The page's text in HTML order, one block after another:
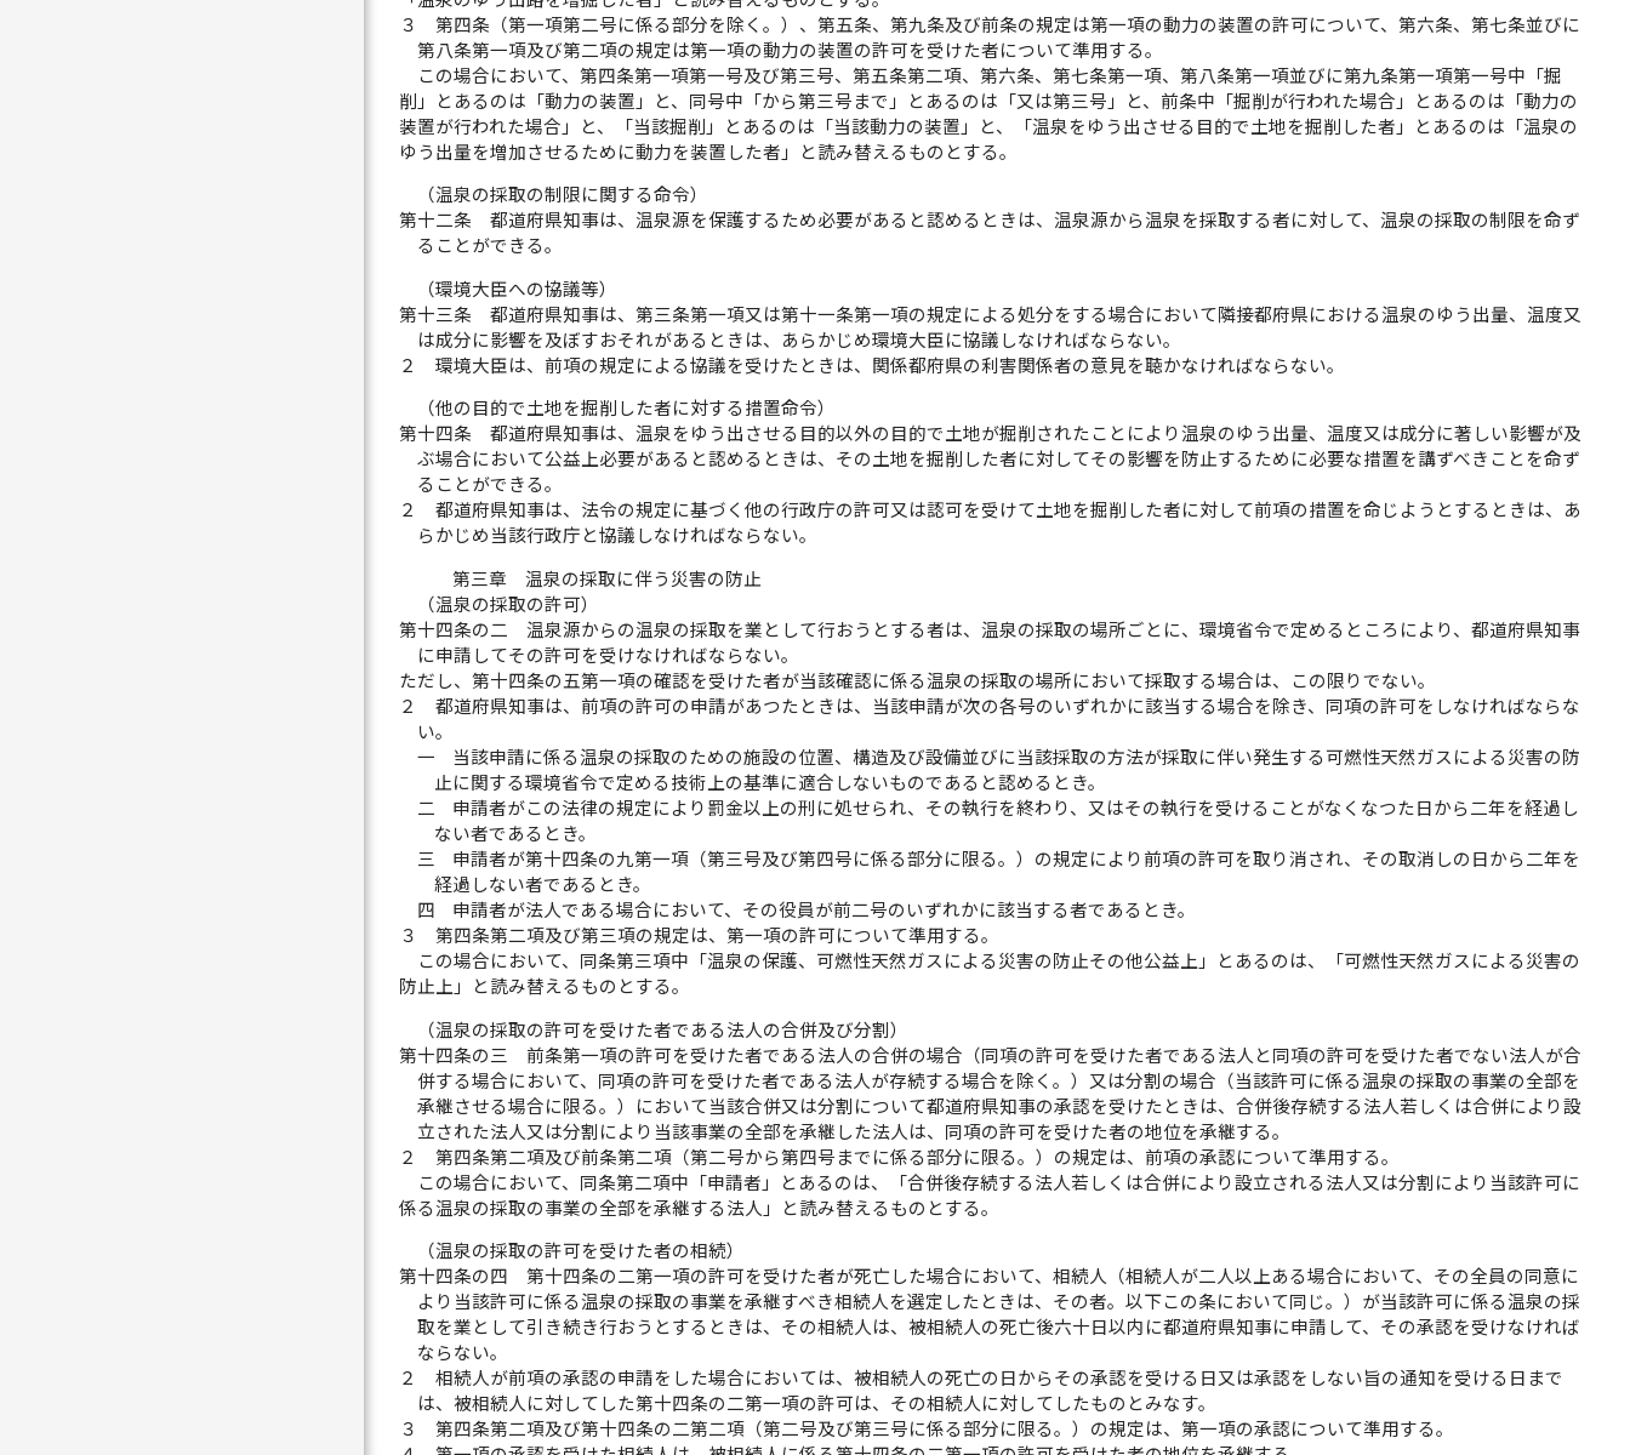
３
第四条（第一項第二号に係る部分を除く。）、第五条、第九条及び前条の規定は第一項の動力の装置の許可について、第六条、第七条並びに
第八条第一項及び第二項の規定は第一項の動力の装置の許可を受けた者について準用する。
この場合において、第四条第一項第一号及び第三号、第五条第二項、第六条、第七条第一項、第八条第一項並びに第九条第一項第一号中「掘
削」とあるのは「動力の装置」と、同号中「から第三号まで」とあるのは「又は第三号」と、前条中「掘削が行われた場合」とあるのは「動力の
装置が行われた場合」と、「当該掘削」とあるのは「当該動力の装置」と、「温泉をゆう出させる目的で土地を掘削した者」とあるのは「温泉の
ゆう出量を増加させるために動力を装置した者」と読み替えるものとする。
（温泉の採取の制限に関する命令）
第十二条
都道府県知事は、温泉源を保護するため必要があると認めるときは、温泉源から温泉を採取する者に対して、温泉の採取の制限を命ず
ることができる。
（環境大臣への協議等）
第十三条
都道府県知事は、第三条第一項又は第十一条第一項の規定による処分をする場合において隣接都府県における温泉のゆう出量、温度又
は成分に影響を及ぼすおそれがあるときは、あらかじめ環境大臣に協議しなければならない。
２
環境大臣は、前項の規定による協議を受けたときは、関係都府県の利害関係者の意見を聴かなければならない。
（他の目的で土地を掘削した者に対する措置命令）
第十四条
都道府県知事は、温泉をゆう出させる目的以外の目的で土地が掘削されたことにより温泉のゆう出量、温度又は成分に著しい影響が及
ぶ場合において公益上必要があると認めるときは、その土地を掘削した者に対してその影響を防止するために必要な措置を講ずべきことを命ず
ることができる。
２
都道府県知事は、法令の規定に基づく他の行政庁の許可又は認可を受けて土地を掘削した者に対して前項の措置を命じようとするときは、あ
らかじめ当該行政庁と協議しなければならない。
第三章 温泉の採取に伴う災害の防止
（温泉の採取の許可）
第十四条の二
温泉源からの温泉の採取を業として行おうとする者は、温泉の採取の場所ごとに、環境省令で定めるところにより、都道府県知事
に申請してその許可を受けなければならない。
ただし、第十四条の五第一項の確認を受けた者が当該確認に係る温泉の採取の場所において採取する場合は、この限りでない。
２
都道府県知事は、前項の許可の申請があつたときは、当該申請が次の各号のいずれかに該当する場合を除き、同項の許可をしなければならな
い。
一
当該申請に係る温泉の採取のための施設の位置、構造及び設備並びに当該採取の方法が採取に伴い発生する可燃性天然ガスによる災害の防
止に関する環境省令で定める技術上の基準に適合しないものであると認めるとき。
二
申請者がこの法律の規定により罰金以上の刑に処せられ、その執行を終わり、又はその執行を受けることがなくなつた日から二年を経過し
ない者であるとき。
三
申請者が第十四条の九第一項（第三号及び第四号に係る部分に限る。）の規定により前項の許可を取り消され、その取消しの日から二年を
経過しない者であるとき。
四
申請者が法人である場合において、その役員が前二号のいずれかに該当する者であるとき。
３
第四条第二項及び第三項の規定は、第一項の許可について準用する。
この場合において、同条第三項中「温泉の保護、可燃性天然ガスによる災害の防止その他公益上」とあるのは、「可燃性天然ガスによる災害の
防止上」と読み替えるものとする。
（温泉の採取の許可を受けた者である法人の合併及び分割）
第十四条の三
前条第一項の許可を受けた者である法人の合併の場合（同項の許可を受けた者である法人と同項の許可を受けた者でない法人が合
併する場合において、同項の許可を受けた者である法人が存続する場合を除く。）又は分割の場合（当該許可に係る温泉の採取の事業の全部を
承継させる場合に限る。）において当該合併又は分割について都道府県知事の承認を受けたときは、合併後存続する法人若しくは合併により設
立された法人又は分割により当該事業の全部を承継した法人は、同項の許可を受けた者の地位を承継する。
２
第四条第二項及び前条第二項（第二号から第四号までに係る部分に限る。）の規定は、前項の承認について準用する。
この場合において、同条第二項中「申請者」とあるのは、「合併後存続する法人若しくは合併により設立される法人又は分割により当該許可に
係る温泉の採取の事業の全部を承継する法人」と読み替えるものとする。
（温泉の採取の許可を受けた者の相続）
第十四条の四
第十四条の二第一項の許可を受けた者が死亡した場合において、相続人（相続人が二人以上ある場合において、その全員の同意に
より当該許可に係る温泉の採取の事業を承継すべき相続人を選定したときは、その者。以下この条において同じ。）が当該許可に係る温泉の採
取を業として引き続き行おうとするときは、その相続人は、被相続人の死亡後六十日以内に都道府県知事に申請して、その承認を受けなければ
ならない。
２
相続人が前項の承認の申請をした場合においては、被相続人の死亡の日からその承認を受ける日又は承認をしない旨の通知を受ける日まで
は、被相続人に対してした第十四条の二第一項の許可は、その相続人に対してしたものとみなす。
３
第四条第二項及び第十四条の二第二項（第二号及び第三号に係る部分に限る。）の規定は、第一項の承認について準用する。